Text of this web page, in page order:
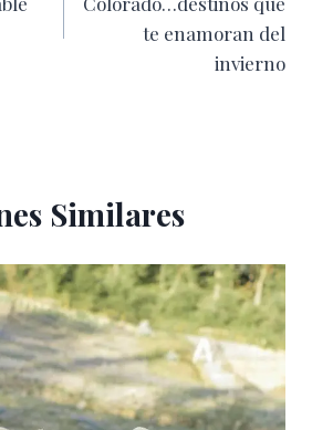
te enamoran del
invierno
Similares